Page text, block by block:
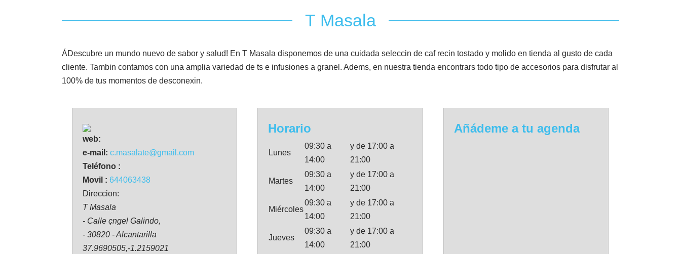
T Masala
ÁDescubre un mundo nuevo de sabor y salud! En T Masala disponemos de una cuidada seleccin de caf recin tostado y molido en tienda al gusto de cada
cliente. Tambin contamos con una amplia variedad de ts e infusiones a granel. Adems, en nuestra tienda encontrars todo tipo de accesorios para disfrutar al
100% de tus momentos de desconexin.
web:
e-mail: c.masalate@gmail.com
Teléfono :
Movil : 644063438
Direccion:
T Masala
- Calle çngel Galindo,
- 30820 - Alcantarilla
37.9690505,-1.2159021
Horario
Lunes
09:30 a
14:00
y de 17:00 a
21:00
Martes
09:30 a
14:00
y de 17:00 a
21:00
Miércoles
09:30 a
14:00
y de 17:00 a
21:00
Jueves
09:30 a
14:00
y de 17:00 a
21:00
Añádeme a tu agenda